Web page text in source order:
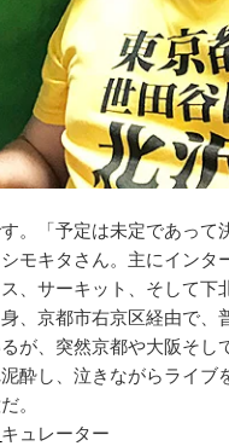
。「予定は未定であって
モキタさん。主にインタ
、サーキット、そして下
、京都市右京区経由で、
が、突然京都や大阪そし
酔し、泣きながらライブ
。
キュレーター